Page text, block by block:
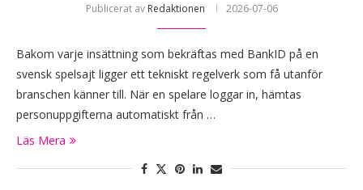
Publicerat av Redaktionen 2026-07-06
Bakom varje insättning som bekräftas med BankID på en
svensk spelsajt ligger ett tekniskt regelverk som få utanför
branschen känner till. När en spelare loggar in, hämtas
personuppgifterna automatiskt från …
Läs Mera